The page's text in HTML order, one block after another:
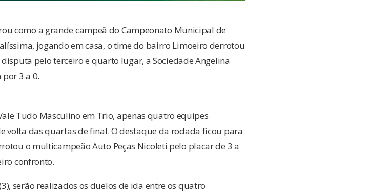
como a grande campeã do Campeonato Municipal de
jogando em casa, o time do bairro Limoeiro derrotou
pelo terceiro e quarto lugar, a Sociedade Angelina
por 3 a 0.
Tudo Masculino em Trio, apenas quatro equipes
volta das quartas de final. O destaque da rodada ficou para
o multicampeão Auto Peças Nicoleti pelo placar de 3 a
confronto.
serão realizados os duelos de ida entre os quatro